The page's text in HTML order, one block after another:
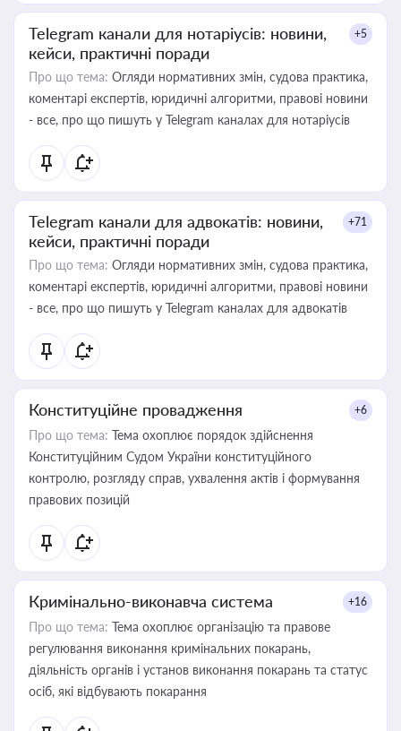
Telegram канали для нотаріусів: новини,
кейси, практичні поради
+5
Про що тема: Огляди нормативних змін, судова практика,
коментарі експертів, юридичні алгоритми, правові новини
- все, про що пишуть у Telegram каналах для нотаріусів
Telegram канали для адвокатів: новини,
кейси, практичні поради
+71
Про що тема: Огляди нормативних змін, судова практика,
коментарі експертів, юридичні алгоритми, правові новини
- все, про що пишуть у Telegram каналах для адвокатів
Конституційне провадження +6
Про що тема: Тема охоплює порядок здійснення
Конституційним Судом України конституційного
контролю, розгляду справ, ухвалення актів і формування
правових позицій
Кримінально-виконавча система +16
Про що тема: Тема охоплює організацію та правове
регулювання виконання кримінальних покарань,
діяльність органів і установ виконання покарань та статус
осіб, які відбувають покарання